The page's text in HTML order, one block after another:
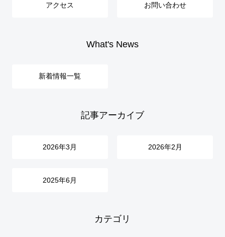
アクセス お問い合わせ
What's News
新着情報一覧
記事アーカイブ
2026年3月 2026年2月
2025年6月
カテゴリ